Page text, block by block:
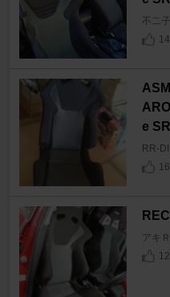
不二
14
e
RR-
16
アキ
12